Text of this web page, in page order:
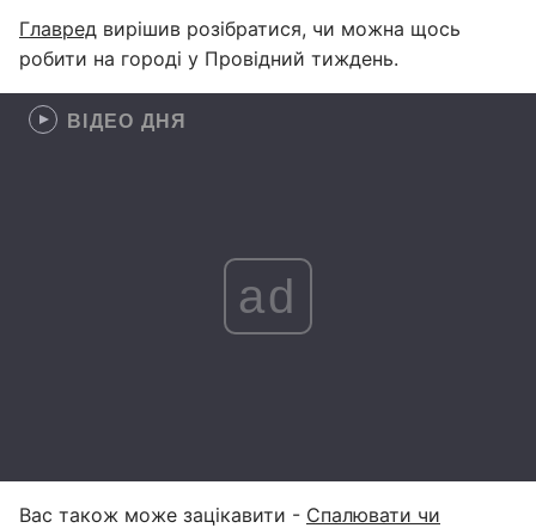
Главред вирішив розібратися, чи можна щось
робити на городі у Провідний тиждень.
ВІДЕО ДНЯ
ad
Вас також може зацікавити - Спалювати чи